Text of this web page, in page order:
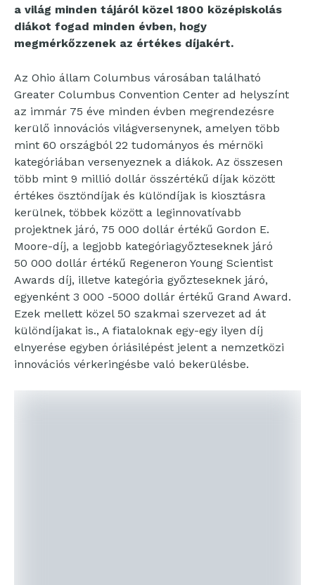
a világ minden tájáról közel 1800 középiskolás
diákot fogad minden évben, hogy
megmérkőzzenek az értékes díjakért.
Az Ohio állam Columbus városában található
Greater Columbus Convention Center ad helyszínt
az immár 75 éve minden évben megrendezésre
kerülő innovációs világversenynek, amelyen több
mint 60 országból 22 tudományos és mérnöki
kategóriában versenyeznek a diákok. Az összesen
több mint 9 millió dollár összértékű díjak között
értékes ösztöndíjak és különdíjak is kiosztásra
kerülnek, többek között a leginnovatívabb
projektnek járó, 75 000 dollár értékű Gordon E.
Moore-díj, a legjobb kategóriagyőzteseknek járó
50 000 dollár értékű Regeneron Young Scientist
Awards díj, illetve kategória győzteseknek járó,
egyenként 3 000 -5000 dollár értékű Grand Award.
Ezek mellett közel 50 szakmai szervezet ad át
különdíjakat is., A fiataloknak egy-egy ilyen díj
elnyerése egyben óriásilépést jelent a nemzetközi
innovációs vérkeringésbe való bekerülésbe.